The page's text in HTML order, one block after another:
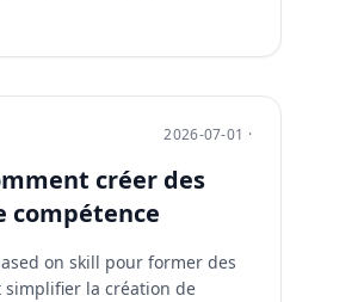
2026-07-01 ·
créer des
compétence
on skill pour former des
la création de